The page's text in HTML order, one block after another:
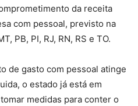
da receita
com pessoal, previsto na
PB, PI, RJ, RN, RS e TO.
de gasto com pessoal atinge
o estado já está em
medidas para conter o